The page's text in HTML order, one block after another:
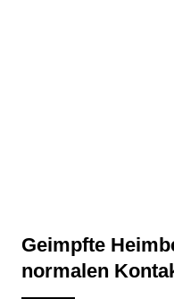
Geimpfte
normalen